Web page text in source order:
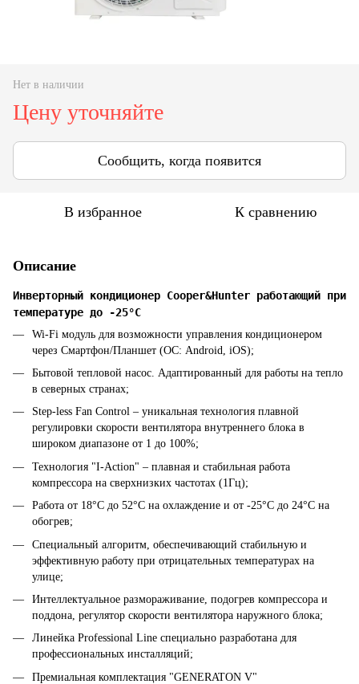
Нет в наличии
Цену уточняйте
Сообщить, когда появится
В избранное К сравнению
Описание
Инверторный кондиционер Cooper&Hunter работающий при
температуре до -25°C
Wi-Fi модуль для возможности управления кондиционером
через Смартфон/Планшет (ОС: Android, iOS);
Бытовой тепловой насос. Адаптированный для работы на тепло
в северных странах;
Step-less Fan Control – уникальная технология плавной
регулировки скорости вентилятора внутреннего блока в
широком диапазоне от 1 до 100%;
Технология "I-Action" – плавная и стабильная работа
компрессора на сверхнизких частотах (1Гц);
Работа от 18°C ​​до 52°C на охлаждение и от -25°C до 24°C на
обогрев;
Специальный алгоритм, обеспечивающий стабильную и
эффективную работу при отрицательных температурах на
улице;
Интеллектуальное размораживание, подогрев компрессора и
поддона, регулятор скорости вентилятора наружного блока;
Линейка Professional Line специально разработана для
профессиональных инсталляций;
Премиальная комплектация "GENERATON V"